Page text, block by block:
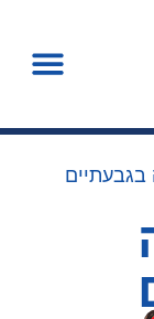
בגבעתיים